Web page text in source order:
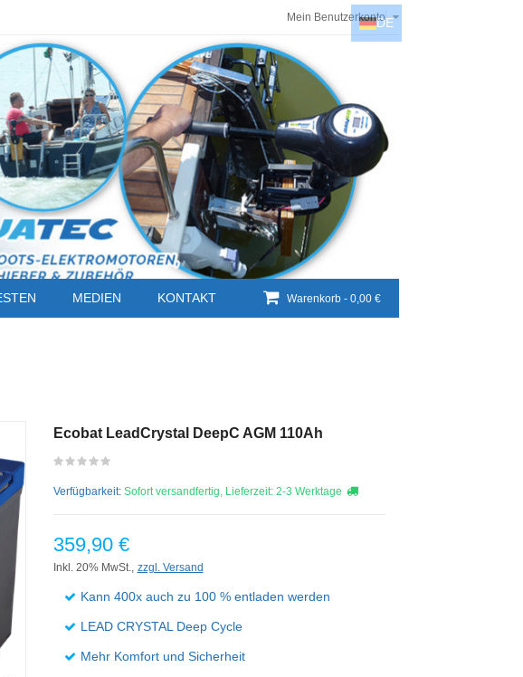
Mein Benutzerkonto
MEDIEN KONTAKT Warenkorb - 0,00 €
Ecobat LeadCrystal DeepC AGM 110Ah
Verfügbarkeit: Sofort versandfertig, Lieferzeit: 2-3 Werktage
359,90 €
Inkl. 20% MwSt., zzgl. Versand
Kann 400x auch zu 100 % entladen werden
LEAD CRYSTAL Deep Cycle
Mehr Komfort und Sicherheit
DE
DE
EN
NL
HU